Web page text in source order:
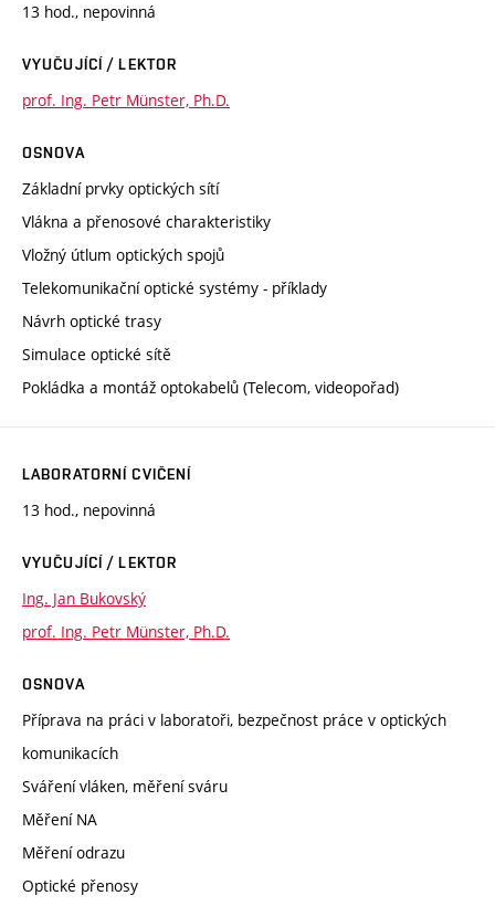
13 hod., nepovinná
VYUČUJÍCÍ / LEKTOR
prof. Ing. Petr Münster, Ph.D.
OSNOVA
Základní prvky optických sítí
Vlákna a přenosové charakteristiky
Vložný útlum optických spojů
Telekomunikační optické systémy - příklady
Návrh optické trasy
Simulace optické sítě
Pokládka a montáž optokabelů (Telecom, videopořad)
LABORATORNÍ CVIČENÍ
13 hod., nepovinná
VYUČUJÍCÍ / LEKTOR
Ing. Jan Bukovský
prof. Ing. Petr Münster, Ph.D.
OSNOVA
Příprava na práci v laboratoři, bezpečnost práce v optických
komunikacích
Sváření vláken, měření sváru
Měření NA
Měření odrazu
Optické přenosy